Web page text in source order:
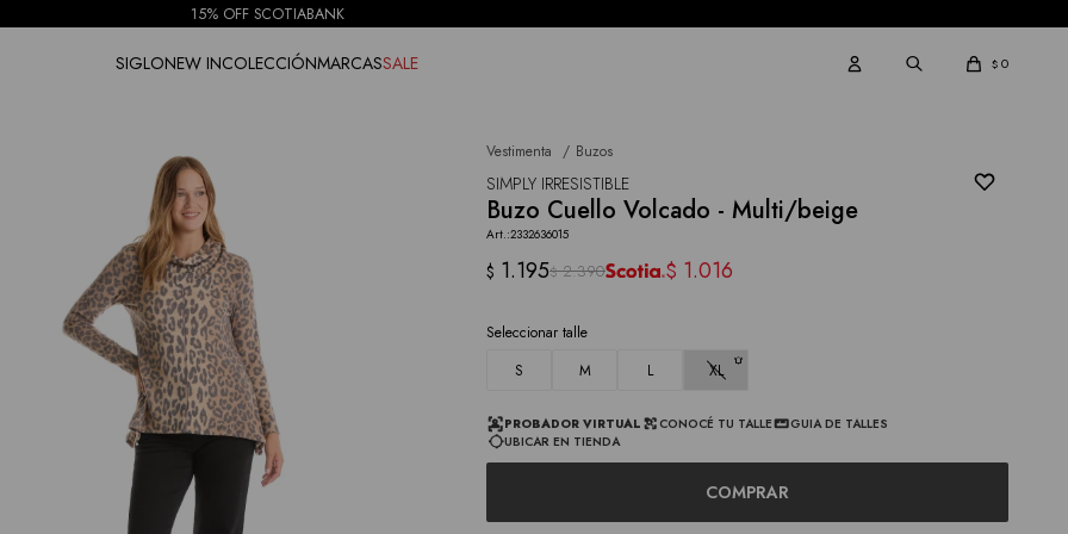
15% OFF SCOTIABANK
SIGLONEW INCOLECCIÓNMARCASSALE $ 0
Vestimenta Buzos
SIMPLY IRRESISTIBLE
Buzo Cuello Volcado - Multi/beige
2332636015
$ 1.195$ 2.390 $ 1.016
Seleccionar talle
S
M L XL
PROBADOR VIRTUAL CONOCÉ TU TALLE
GUIA DE TALLES
UBICAR EN TIENDA
COMPRAR
NOTIFICARME